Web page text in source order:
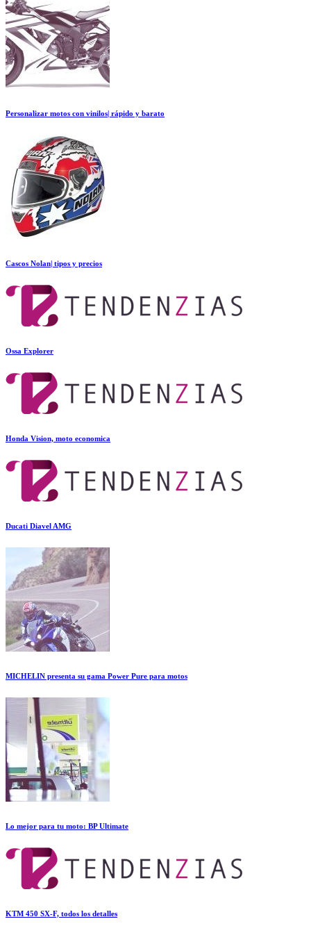
Personalizar motos con vinilos| rápido y barato
Cascos Nolan| tipos y precios
Ossa Explorer
Honda Vision, moto economica
Ducati Diavel AMG
MICHELIN presenta su gama Power Pure para motos
Lo mejor para tu moto: BP Ultimate
KTM 450 SX-F, todos los detalles